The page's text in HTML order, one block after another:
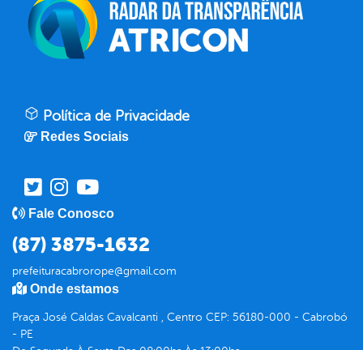
Política de Privacidade
Redes Sociais
Fale Conosco
(87) 3875-1632
prefeituracabrorope@gmail.com
Onde estamos
Praça José Caldas Cavalcanti , Centro CEP: 56180-000 - Cabrobó
- PE